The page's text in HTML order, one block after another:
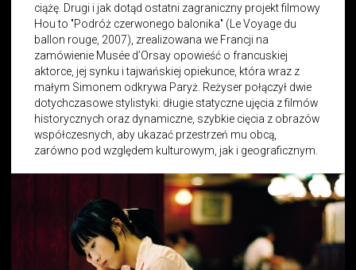
ciążę. Drugi i jak dotąd ostatni zagraniczny projekt filmowy
Hou to "Podróż czerwonego balonika" (Le Voyage du
ballon rouge, 2007), zrealizowana we Francji na
zamówienie Musée d’Orsay opowieść o francuskiej
aktorce, jej synku i tajwańskiej opiekunce, która wraz z
małym Simonem odkrywa Paryż. Reżyser połączył dwie
dotychczasowe stylistyki: długie statyczne ujęcia z filmów
historycznych oraz dynamiczne, szybkie cięcia z obrazów
współczesnych, aby ukazać przestrzeń mu obcą,
zarówno pod względem kulturowym, jak i geograficznym.